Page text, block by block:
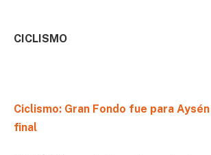
CICLISMO
Ciclismo: Gran Fondo fue para
final